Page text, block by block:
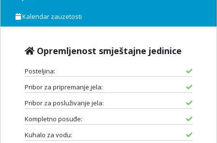
Kalendar zauzetosti
Opremljenost smještajne jedinice
Posteljina:
Pribor za pripremanje jela:
Pribor za posluživanje jela:
Kompletno posuđe:
Kuhalo za vodu: